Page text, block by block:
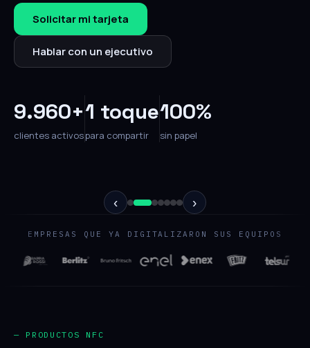
Solicitar mi tarjeta
Hablar con un ejecutivo
9.960+
clientes activos
1 toque
para compartir
100%
sin papel
‹ ›
EMPRESAS QUE YA DIGITALIZARON SUS EQUIPOS
— PRODUCTOS NFC